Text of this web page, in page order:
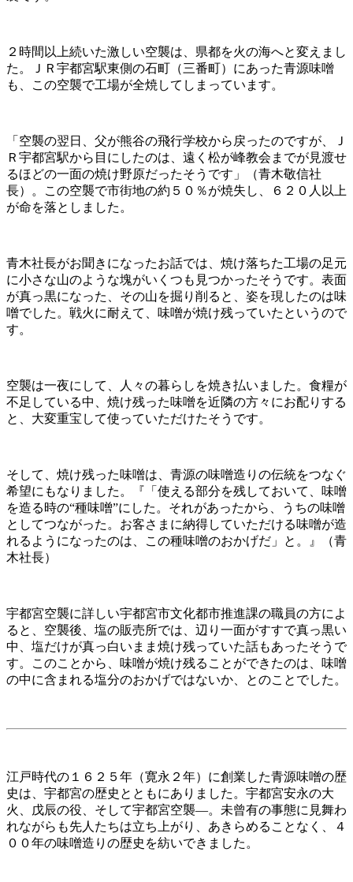
２時間以上続いた激しい空襲は、県都を火の海へと変えまし
た。ＪＲ宇都宮駅東側の石町（三番町）にあった青源味噌
も、この空襲で工場が全焼してしまっています。
「空襲の翌日、父が熊谷の飛行学校から戻ったのですが、Ｊ
Ｒ宇都宮駅から目にしたのは、遠く松が峰教会までが見渡せ
るほどの一面の焼け野原だったそうです」（青木敬信社
長）。この空襲で市街地の約５０％が焼失し、６２０人以上
が命を落としました。
青木社長がお聞きになったお話では、焼け落ちた工場の足元
に小さな山のような塊がいくつも見つかったそうです。表面
が真っ黒になった、その山を掘り削ると、姿を現したのは味
噌でした。戦火に耐えて、味噌が焼け残っていたというので
す。
空襲は一夜にして、人々の暮らしを焼き払いました。食糧が
不足している中、焼け残った味噌を近隣の方々にお配りする
と、大変重宝して使っていただけたそうです。
そして、焼け残った味噌は、青源の味噌造りの伝統をつなぐ
希望にもなりました。『「使える部分を残しておいて、味噌
を造る時の“種味噌”にした。それがあったから、うちの味噌
としてつながった。お客さまに納得していただける味噌が造
れるようになったのは、この種味噌のおかげだ」と。』（青
木社長）
宇都宮空襲に詳しい宇都宮市文化都市推進課の職員の方によ
ると、空襲後、塩の販売所では、辺り一面がすすで真っ黒い
中、塩だけが真っ白いまま焼け残っていた話もあったそうで
す。このことから、味噌が焼け残ることができたのは、味噌
の中に含まれる塩分のおかげではないか、とのことでした。
江戸時代の１６２５年（寛永２年）に創業した青源味噌の歴
史は、宇都宮の歴史とともにありました。宇都宮安永の大
火、戊辰の役、そして宇都宮空襲―。未曾有の事態に見舞わ
れながらも先人たちは立ち上がり、あきらめることなく、４
００年の味噌造りの歴史を紡いできました。